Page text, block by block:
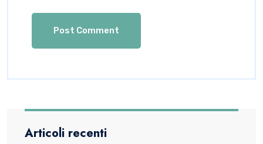
Articoli recenti